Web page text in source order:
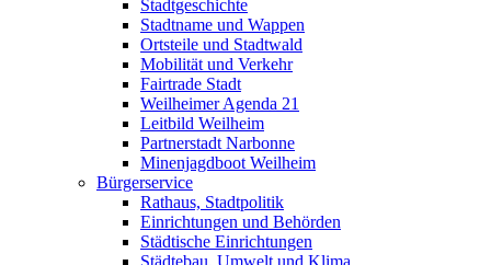
Stadtgeschichte
Stadtname und Wappen
Ortsteile und Stadtwald
Mobilität und Verkehr
Fairtrade Stadt
Weilheimer Agenda 21
Leitbild Weilheim
Partnerstadt Narbonne
Minenjagdboot Weilheim
Bürgerservice
Rathaus, Stadtpolitik
Einrichtungen und Behörden
Städtische Einrichtungen
Städtebau, Umwelt und Klima